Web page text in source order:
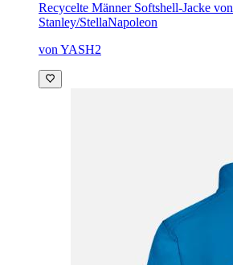
Recycelte Männer Softshell-Jacke von
Stanley/StellaNapoleon
von YASH2